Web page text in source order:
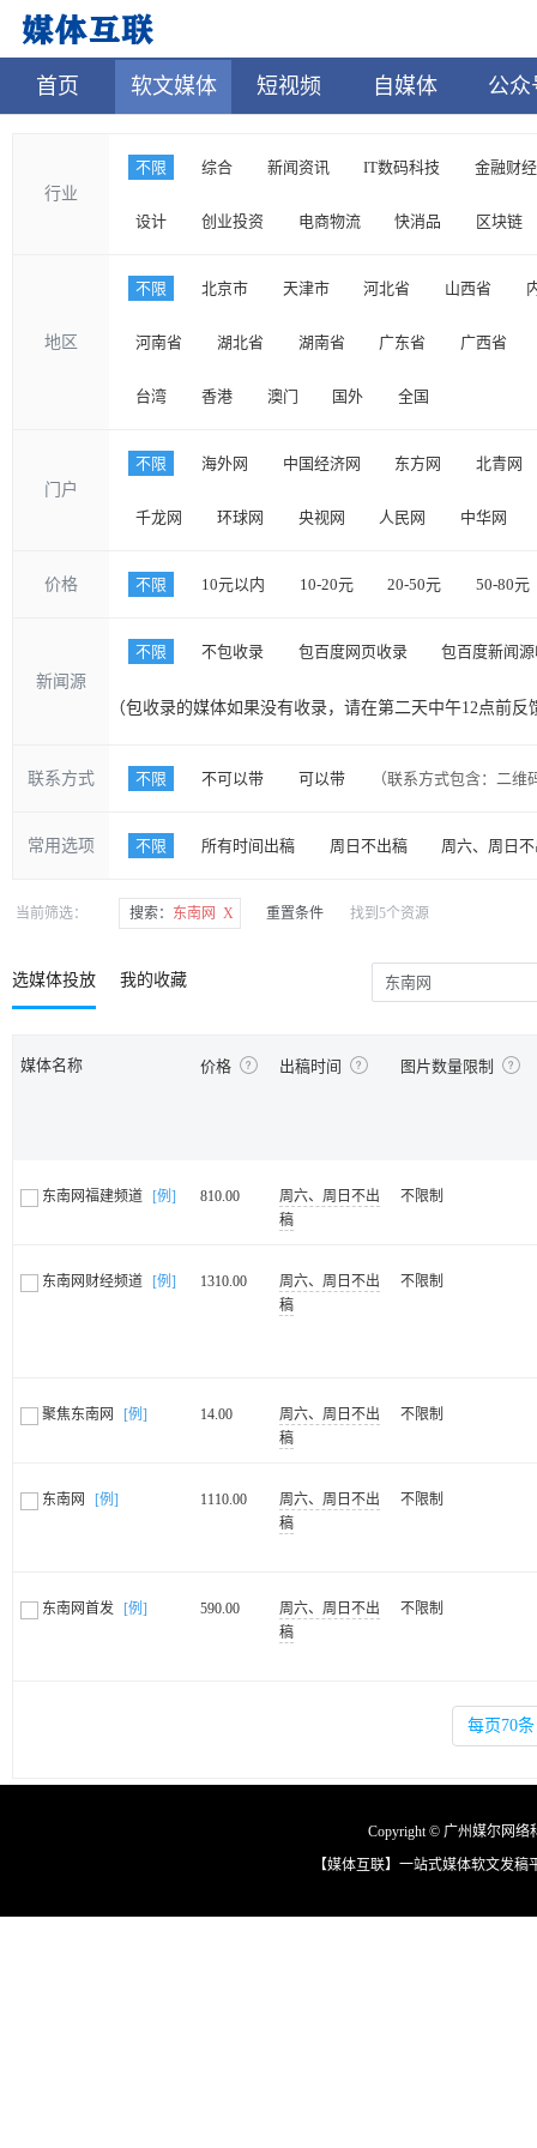
首页 软文媒体 短视频 自媒体 公众
行业
不限 综合 新闻资讯 IT数码科技 金融财经
设计 创业投资 电商物流 快消品 区块链
地区
不限 北京市 天津市 河北省 山西省
河南省 湖北省 湖南省 广东省 广西省
台湾 香港 澳门 国外 全国
门户
不限 海外网 中国经济网 东方网 北青网
千龙网 环球网 央视网 人民网 中华网
价格 不限 10元以内 10-20元 20-50元 50-80元
新闻源
不限 不包收录 包百度网页收录 包百度新闻
（包收录的媒体如果没有收录，请在第二天中午12点前
联系方式 不限 不可以带 可以带 （联系方式包含：二
常用选项 不限 所有时间出稿 周日不出稿 周六、周日
当前筛选： 搜索： 东南网 X 重置条件 找到5个资源
选媒体投放 我的收藏
媒体名称 价格 出稿时间 图片数量限制
东南网福建频道 [例] 810.00
周六、周日不出
稿
不限制
东南网财经频道 [例] 1310.00
周六、周日不出
稿
不限制
聚焦东南网 [例] 14.00
周六、周日不出
稿
不限制
东南网 [例] 1110.00
周六、周日不出
稿
不限制
东南网首发 [例] 590.00
周六、周日不出
稿
不限制
每页70
Copyright © 广州媒尔网络
【媒体互联】一站式媒体软文发